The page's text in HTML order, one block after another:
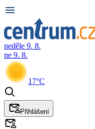
neděle 9. 8.
ne 9. 8.
17°C
Přihlášení